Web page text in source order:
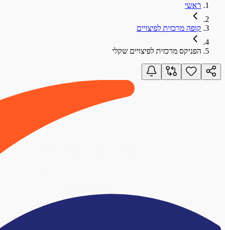
ראשי
קופה מרכזית לפיצויים
הפניקס מרכזית לפיצויים שקלי